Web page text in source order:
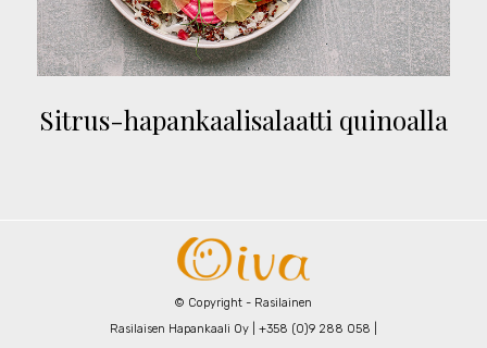
Sitrus-hapankaalisalaatti quinoalla
© Copyright - Rasilainen
Rasilaisen Hapankaali Oy | +358 (0)9 288 058 |